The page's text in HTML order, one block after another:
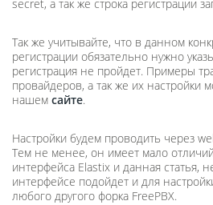
secret, а так же строка регистрации
Так же учитывайте, что в данном
регистрации обязательно нужно
регистрация не пройдет. Примеры
провайдеров, а так же их настройки
нашем сайте.
Настройки будем проводить через
Тем не менее, он имеет мало
интерфейса Elastix и данная статья,
интерфейсе подойдет и для
любого другого форка FreePBX.